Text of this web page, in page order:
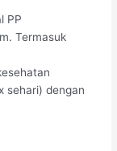
PP
Termasuk
sehari) dengan